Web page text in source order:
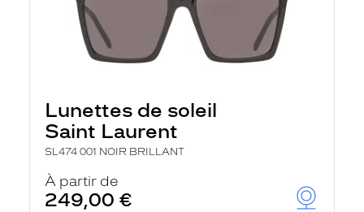
Lunettes de soleil
Saint Laurent
SL474 001 NOIR BRILLANT
À partir de
249,00 €